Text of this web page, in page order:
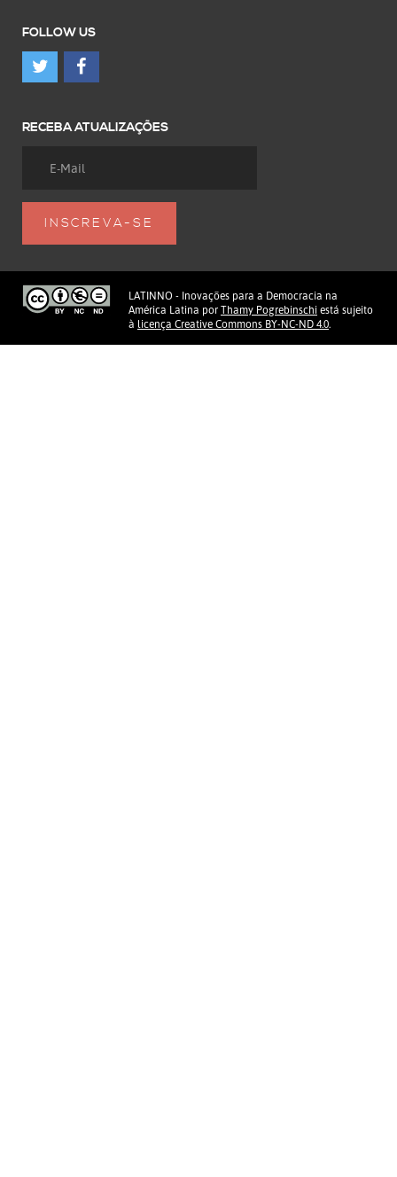
FOLLOW US
RECEBA ATUALIZAÇÕES
LATINNO - Inovações para a Democracia na
América Latina por Thamy Pogrebinschi está sujeito
à licença Creative Commons BY-NC-ND 4.0.